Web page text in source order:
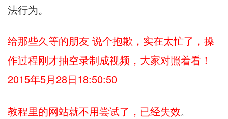
法行为。
给那些久等的朋友 说个抱歉，实在太忙了，操
作过程刚才抽空录制成视频，大家对照着看！
2015年5月28日18:50:50
教程里的网站就不用尝试了，已经失效。